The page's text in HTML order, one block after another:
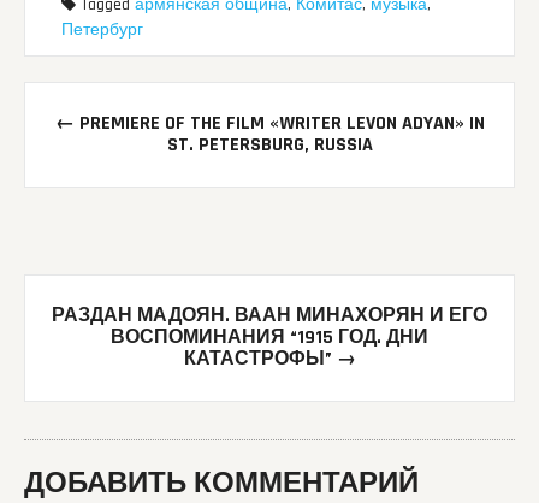
Tagged армянская община, Комитас, музыка,
Петербург
Post
navigation
← PREMIERE OF THE FILM «WRITER LEVON ADYAN» IN
ST. PETERSBURG, RUSSIA
РАЗДАН МАДОЯН. ВААН МИНАХОРЯН И ЕГО
ВОСПОМИНАНИЯ “1915 ГОД. ДНИ
КАТАСТРОФЫ” →
ДОБАВИТЬ КОММЕНТАРИЙ